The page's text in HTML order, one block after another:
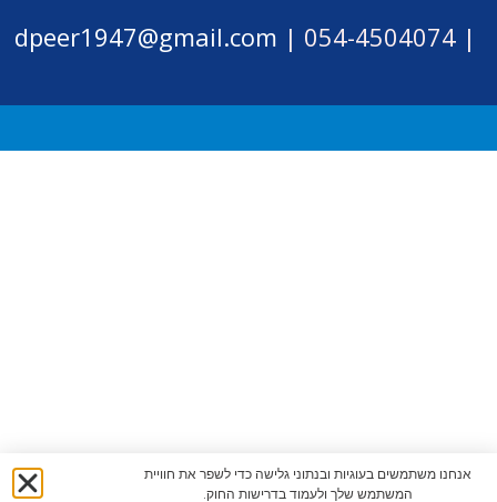
|
054-4504074 |
dpeer1947@gmail.com
אנחנו משתמשים בעוגיות ובנתוני גלישה כדי לשפר את חוויית
המשתמש שלך ולעמוד בדרישות החוק.